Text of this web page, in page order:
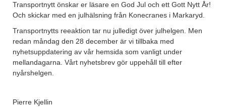
Transportnytt önskar er läsare en God Jul och ett Gott Nytt År!
Och skickar med en julhälsning från Konecranes i Markaryd.
Transportnytts reeaktion tar nu julledigt över julhelgen. Men
redan måndag den 28 december är vi tillbaka med
nyhetsuppdatering av vår hemsida som vanligt under
mellandagarna. Vårt nyhetsbrev gör uppehåll till efter
nyårshelgen.
Pierre Kjellin